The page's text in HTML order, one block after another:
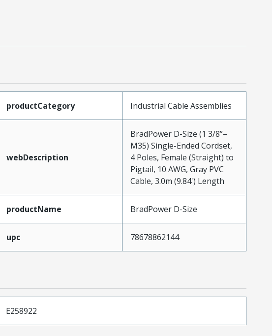
productCategory Industrial Cable Assemblies
webDescription
BradPower D-Size (1 3/8”–
M35) Single-Ended Cordset,
4 Poles, Female (Straight) to
Pigtail, 10 AWG, Gray PVC
Cable, 3.0m (9.84') Length
productName BradPower D-Size
upc 78678862144
E258922